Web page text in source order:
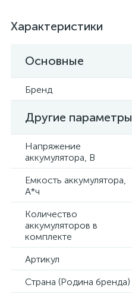
Характеристики
Основные
Бренд
Другие параметры
Напряжение
аккумулятора, В
Емкость аккумулятора,
А*ч
Количество
аккумуляторов в
комплекте
Артикул
Страна (Родина бренда)